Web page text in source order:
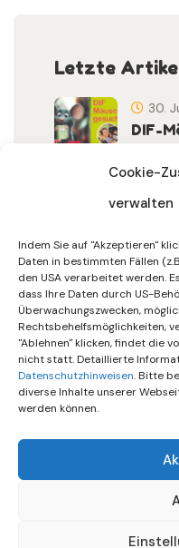
Cookie-
verwalten
Indem Sie auf "Akzeptieren"
Daten in bestimmten Fällen
den USA verarbeitet werden.
dass Ihre Daten durch US-
Überwachungszwecken,
Rechtsbehelfsmöglichkeiten,
"Ablehnen" klicken, findet die
nicht statt. Detaillierte
Datenschutzhinweisen. Bitte
diverse Inhalte unserer
werden können.
Letzte
DIF-
30.
30.
Setzt
15.